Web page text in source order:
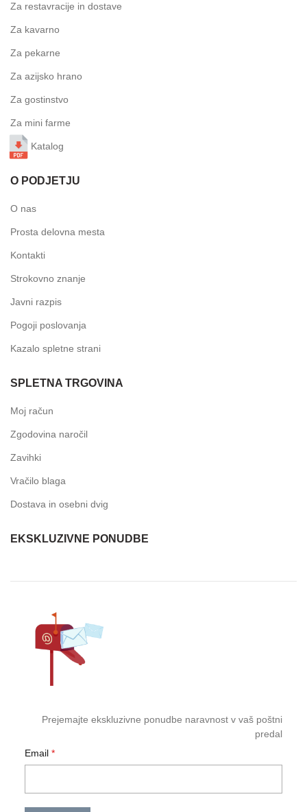
Za restavracije in dostave
Za kavarno
Za pekarne
Za azijsko hrano
Za gostinstvo
Za mini farme
Katalog
O PODJETJU
O nas
Prosta delovna mesta
Kontakti
Strokovno znanje
Javni razpis
Pogoji poslovanja
Kazalo spletne strani
SPLETNA TRGOVINA
Moj račun
Zgodovina naročil
Zavihki
Vračilo blaga
Dostava in osebni dvig
EKSKLUZIVNE PONUDBE
Prejemajte ekskluzivne ponudbe naravnost v vaš poštni
predal
Email